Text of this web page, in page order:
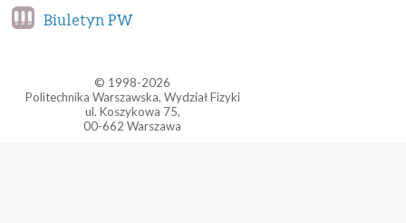
Biuletyn PW
© 1998-2026
Politechnika Warszawska, Wydział Fizyki
ul. Koszykowa 75,
00-662 Warszawa